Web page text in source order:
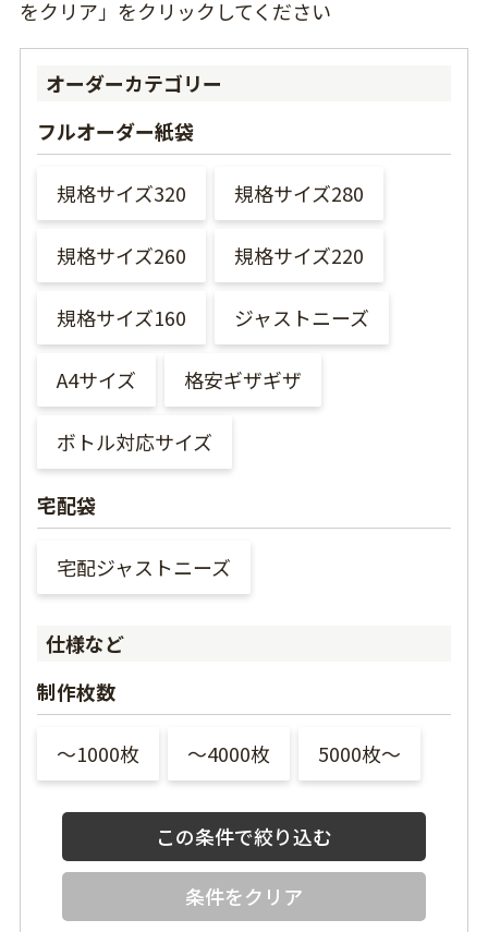
をクリア」をクリックしてください
オーダーカテゴリー
フルオーダー紙袋
規格サイズ320 規格サイズ280
規格サイズ260 規格サイズ220
規格サイズ160 ジャストニーズ
A4サイズ 格安ギザギザ
ボトル対応サイズ
宅配袋
宅配ジャストニーズ
仕様など
制作枚数
〜1000枚 〜4000枚 5000枚〜
条件をクリア